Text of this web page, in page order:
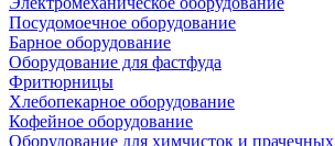
Посудомоечное оборудование
Барное оборудование
Оборудование для фастфуда
Фритюрницы
Хлебопекарное оборудование
Кофейное оборудование
Оборудование для химчисток и прачечных